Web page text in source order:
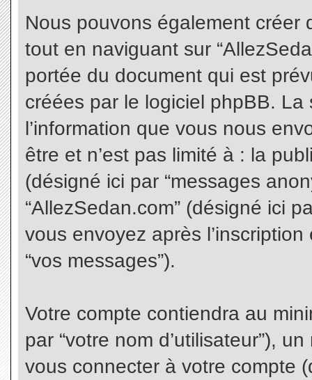
Nous pouvons également créer
tout en naviguant sur
portée du document qui est
créées par le logiciel phpBB.
l’information que vous nous
être et n’est pas limité à : la
(désigné ici par “messages
“AllezSedan.com” (désigné ici
vous envoyez après
“vos messages”).
Votre compte contiendra au
par “votre nom d’utilisateur”),
vous connecter à votre compte